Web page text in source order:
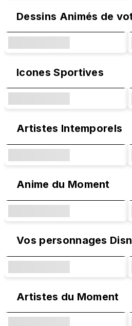
Dessins Animés de
Icones Sportives
Artistes Intemporels
Anime du Moment
Vos personnages
Artistes du Moment